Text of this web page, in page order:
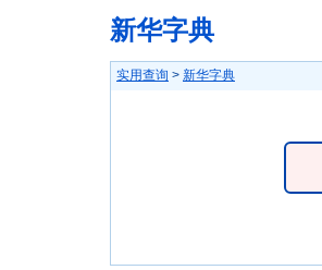
新华字典
实用查询 > 新华字典